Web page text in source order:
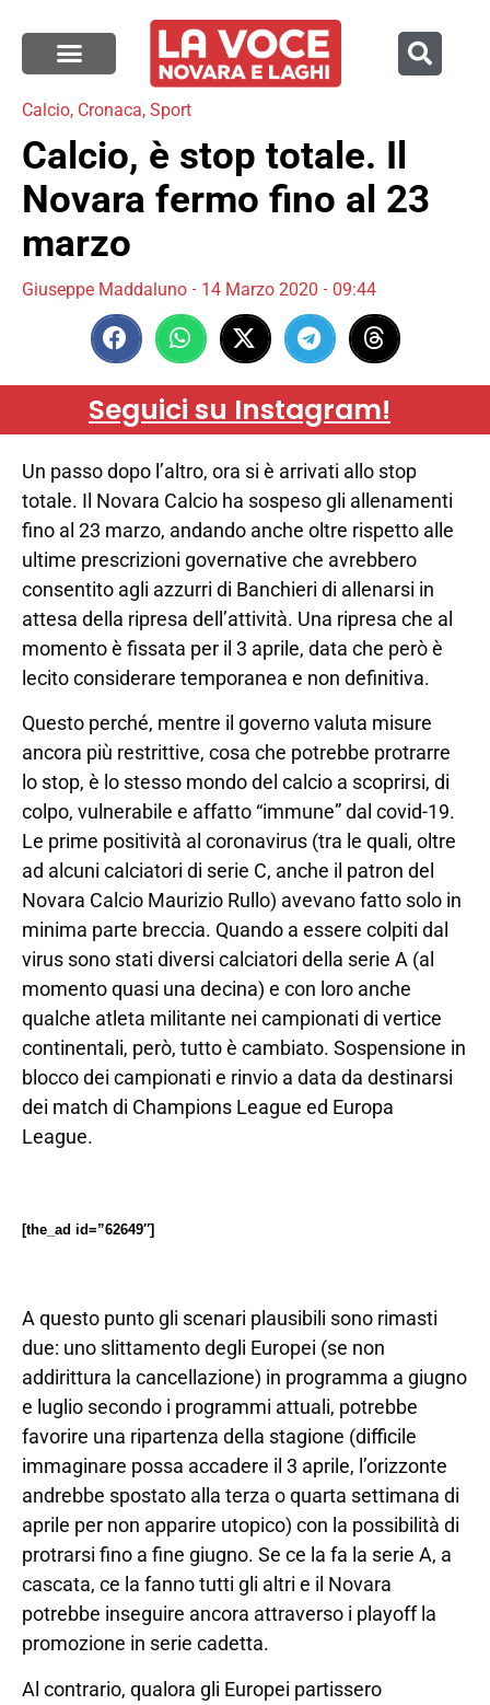
Calcio, Cronaca, Sport
Calcio, è stop totale. Il
Novara fermo fino al 23
marzo
Giuseppe Maddaluno 14 Marzo 2020 09:44
Seguici su Instagram!
Un passo dopo l’altro, ora si è arrivati allo stop
totale. Il Novara Calcio ha sospeso gli allenamenti
fino al 23 marzo, andando anche oltre rispetto alle
ultime prescrizioni governative che avrebbero
consentito agli azzurri di Banchieri di allenarsi in
attesa della ripresa dell’attività. Una ripresa che al
momento è fissata per il 3 aprile, data che però è
lecito considerare temporanea e non definitiva.
Questo perché, mentre il governo valuta misure
ancora più restrittive, cosa che potrebbe protrarre
lo stop, è lo stesso mondo del calcio a scoprirsi, di
colpo, vulnerabile e affatto “immune” dal covid-19.
Le prime positività al coronavirus (tra le quali, oltre
ad alcuni calciatori di serie C, anche il patron del
Novara Calcio Maurizio Rullo) avevano fatto solo in
minima parte breccia. Quando a essere colpiti dal
virus sono stati diversi calciatori della serie A (al
momento quasi una decina) e con loro anche
qualche atleta militante nei campionati di vertice
continentali, però, tutto è cambiato. Sospensione in
blocco dei campionati e rinvio a data da destinarsi
dei match di Champions League ed Europa
League.
[the_ad id=”62649″]
A questo punto gli scenari plausibili sono rimasti
due: uno slittamento degli Europei (se non
addirittura la cancellazione) in programma a giugno
e luglio secondo i programmi attuali, potrebbe
favorire una ripartenza della stagione (difficile
immaginare possa accadere il 3 aprile, l’orizzonte
andrebbe spostato alla terza o quarta settimana di
aprile per non apparire utopico) con la possibilità di
protrarsi fino a fine giugno. Se ce la fa la serie A, a
cascata, ce la fanno tutti gli altri e il Novara
potrebbe inseguire ancora attraverso i playoff la
promozione in serie cadetta.
Al contrario, qualora gli Europei partissero